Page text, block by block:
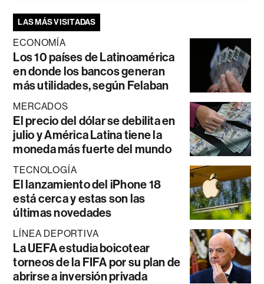
LAS MÁS VISITADAS
ECONOMÍA
Los 10 países de Latinoamérica
en donde los bancos generan
más utilidades, según Felaban
MERCADOS
El precio del dólar se debilita en
julio y América Latina tiene la
moneda más fuerte del mundo
TECNOLOGÍA
El lanzamiento del iPhone 18
está cerca y estas son las
últimas novedades
LÍNEA DEPORTIVA
La UEFA estudia boicotear
torneos de la FIFA por su plan de
abrirse a inversión privada